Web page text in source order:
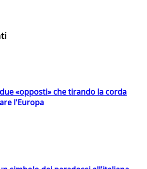
«opposti» che tirando la corda
l'Europa